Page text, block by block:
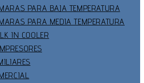
PARA BAJA TEMPERATURA
PARA MEDIA TEMPERATURA
IN COOLER